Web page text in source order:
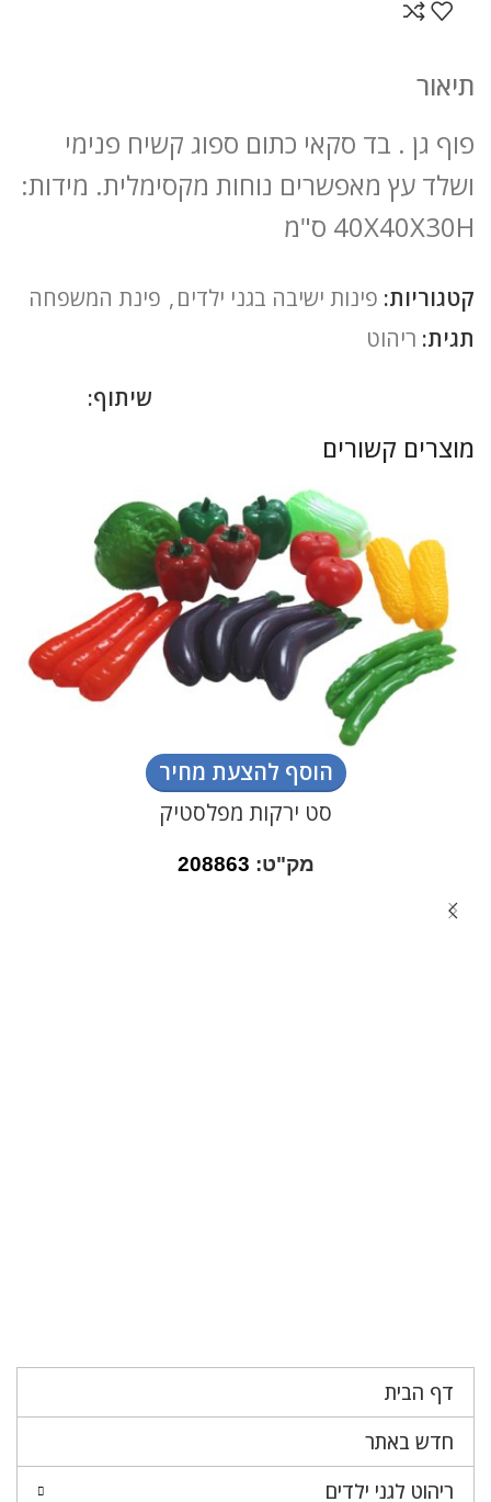
דף הבית
חדש באתר
ריהוט לגני ילדים
תיאור
פוף גן . בד סקאי כתום ספוג קשיח פנימי
ושלד עץ מאפשרים נוחות מקסימלית. מידות:
40X40X30H ס"מ
קטגוריות: פינות ישיבה בגני ילדים, פינת המשפחה
תגית: ריהוט
שיתוף:
מוצרים קשורים
הוסף להצעת מחיר
סט ירקות מפלסטיק
מק"ט: 208863